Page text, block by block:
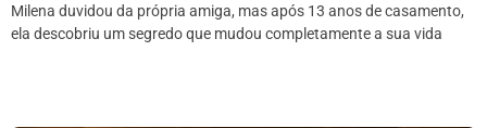
Milena duvidou da própria amiga, mas após 13 anos de casamento,
ela descobriu um segredo que mudou completamente a sua vida